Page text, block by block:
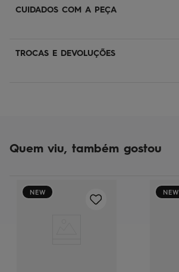
CUIDADOS COM A PEÇA
TROCAS E DEVOLUÇÕES
Quem viu, também gostou
NEW NEW